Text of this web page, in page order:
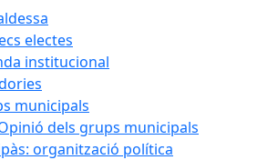
electes
institucional
municipals
dels grups municipals
organització política